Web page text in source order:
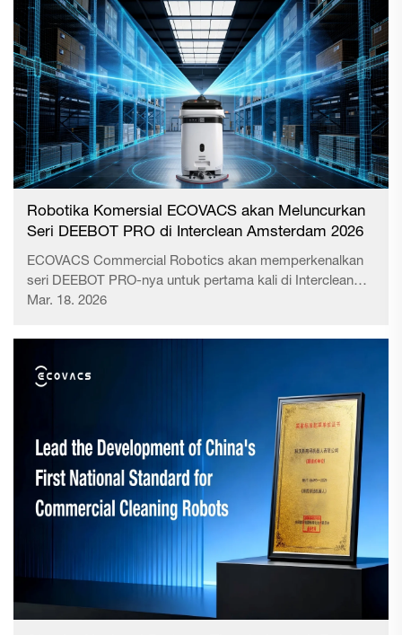
Robotika Komersial ECOVACS akan Meluncurkan
Seri DEEBOT PRO di Interclean Amsterdam 2026
ECOVACS Commercial Robotics akan memperkenalkan
seri DEEBOT PRO-nya untuk pertama kali di Interclean
Amsterdam 2026, memamerkan solusi pembersihan
Mar. 18. 2026